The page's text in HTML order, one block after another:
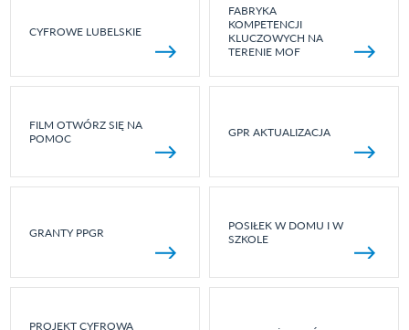
CYFROWE LUBELSKIE
FABRYKA
KOMPETENCJI
KLUCZOWYCH NA
TERENIE MOF
FILM OTWÓRZ SIĘ NA
POMOC
GPR AKTUALIZACJA
GRANTY PPGR
POSIŁEK W DOMU I W
SZKOLE
PROJEKT CYFROWA